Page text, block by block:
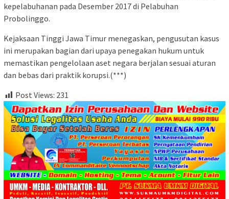
kepelabuhanan pada Desember 2017 di Pelabuhan
Probolinggo.
Kejaksaan Tinggi Jawa Timur menegaskan, pengusutan kasus
ini merupakan bagian dari upaya penegakan hukum untuk
memastikan pengelolaan aset negara berjalan sesuai aturan
dan bebas dari praktik korupsi.(***)
Post Views: 231